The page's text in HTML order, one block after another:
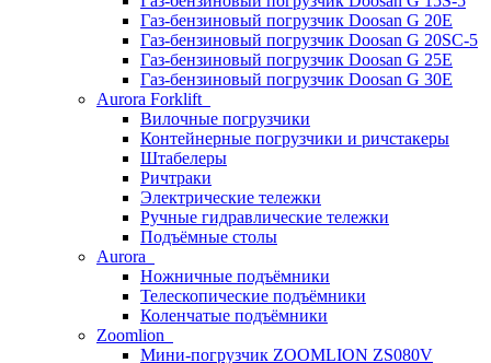
Газ-бензиновый погрузчик Doosan G 20E
Газ-бензиновый погрузчик Doosan G 20SC-5
Газ-бензиновый погрузчик Doosan G 25E
Газ-бензиновый погрузчик Doosan G 30E
Aurora Forklift
Вилочные погрузчики
Контейнерные погрузчики и ричстакеры
Штабелеры
Ричтраки
Электрические тележки
Ручные гидравлические тележки
Подъёмные столы
Aurora
Ножничные подъёмники
Телескопические подъёмники
Коленчатые подъёмники
Zoomlion
Мини-погрузчик ZOOMLION ZS080V